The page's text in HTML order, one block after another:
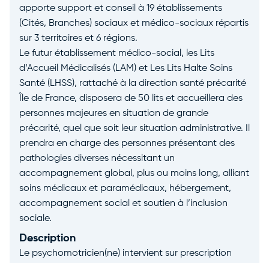
apporte support et conseil à 19 établissements
(Cités, Branches) sociaux et médico-sociaux répartis
sur 3 territoires et 6 régions.
Le futur établissement médico-social, les Lits
d’Accueil Médicalisés (LAM) et Les Lits Halte Soins
Santé (LHSS), rattaché à la direction santé précarité
Île de France, disposera de 50 lits et accueillera des
personnes majeures en situation de grande
précarité, quel que soit leur situation administrative. Il
prendra en charge des personnes présentant des
pathologies diverses nécessitant un
accompagnement global, plus ou moins long, alliant
soins médicaux et paramédicaux, hébergement,
accompagnement social et soutien à l’inclusion
sociale.
Description
Le psychomotricien(ne) intervient sur prescription